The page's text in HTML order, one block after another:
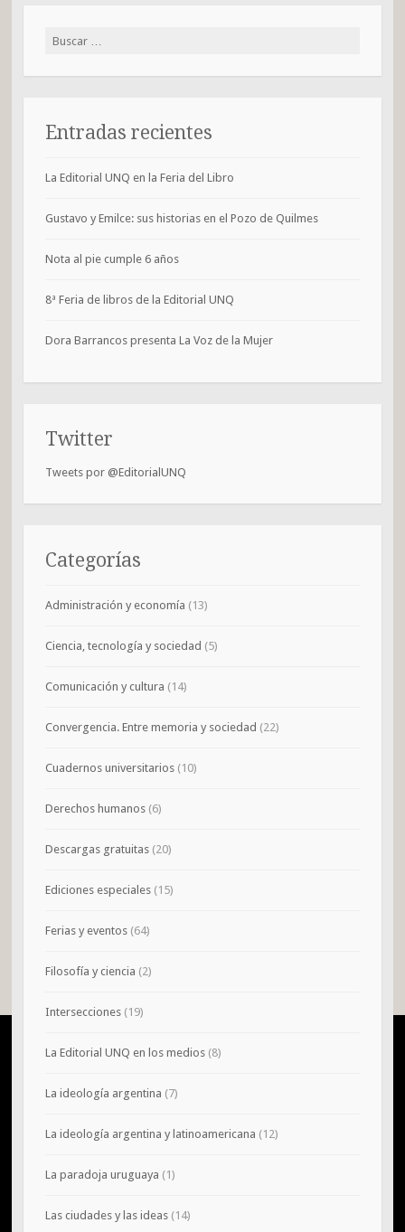
Buscar:
Entradas recientes
La Editorial UNQ en la Feria del Libro
Gustavo y Emilce: sus historias en el Pozo de Quilmes
Nota al pie cumple 6 años
8ª Feria de libros de la Editorial UNQ
Dora Barrancos presenta La Voz de la Mujer
Twitter
Tweets por @EditorialUNQ
Categorías
Administración y economía (13)
Ciencia, tecnología y sociedad (5)
Comunicación y cultura (14)
Convergencia. Entre memoria y sociedad (22)
Cuadernos universitarios(10)
Derechos humanos(6)
Descargas gratuitas(20)
Ediciones especiales(15)
Ferias y eventos(64)
Filosofía y ciencia (2)
Intersecciones(19)
La Editorial UNQ en los medios(8)
La ideología argentina (7)
La ideología argentina y latinoamericana (12)
La paradoja uruguaya (1)
Las ciudades y las ideas(14)